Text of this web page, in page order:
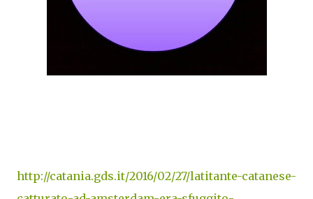
http://catania.gds.it/2016/02/27/latitante-catanese-